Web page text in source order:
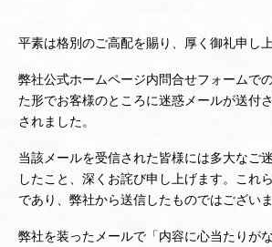
平素は格別のご高配を賜り、厚く御礼申し上
弊社公式ホームページ内問合せフォームで
た形でお客様のところに迷惑メールが送付
されました。
当該メールを受信された皆様には多大なご
したこと、深くお詫び申し上げます。これ
であり、弊社から送信したものではございま
弊社を装ったメールで「内容に心当たりが